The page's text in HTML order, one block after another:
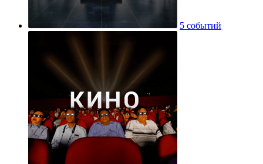
5 событий